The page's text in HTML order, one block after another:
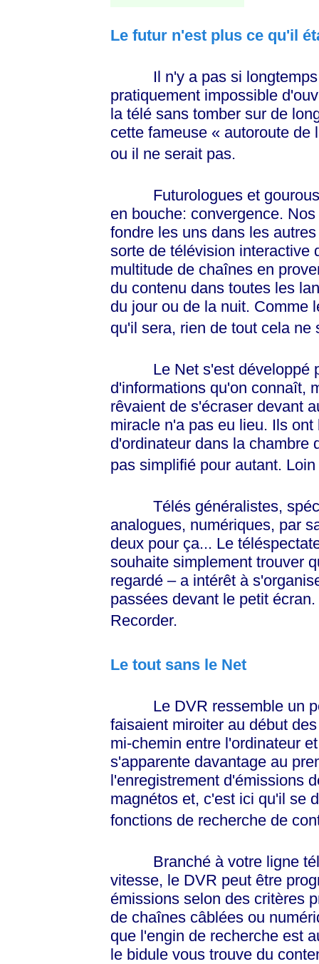
Le futur n'est plus ce qu'il
Il n'y a pas si longtemps,
pratiquement impossible
la télé sans tomber sur de
cette fameuse « autoroutede
ou il ne serait pas.
Futurologues et gourous
en bouche: convergence.
fondre les uns dans les
sorte de télévision interactive
multitude de chaînes en
du contenu dans toutes les
du jour ou de la nuit. Comme
qu'il sera, rien de tout cela ne
Le Net s'est développé
d'informations qu'on connaît,
rêvaient de s'écraser devant
miracle n'a pas eu lieu. Ils
d'ordinateur dans la chambre
pas simplifié pour autant.
Télés généralistes,
analogues, numériques, par
deux pour ça... Le
souhaite simplement trouver
regardé – a intérêt à
passées devant le petit
Recorder.
Le tout sans le Net
Le DVR ressemble un
faisaient miroiter au début
mi-chemin entre l'ordinateur
s'apparente davantage au
l'enregistrement d'émissions
magnétos et, c'est ici qu'il se
fonctions de recherche de
Branché à votre ligne
vitesse, le DVR peut être
émissions selon des critères
de chaînes câblées ou
que l'engin de recherche est
le bidule vous trouve du